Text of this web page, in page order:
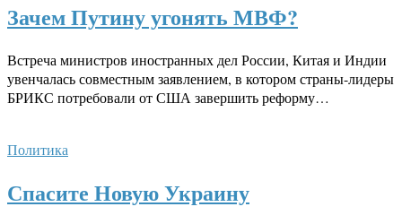
Зачем Путину угонять МВФ?
Встреча министров иностранных дел России, Китая и Индии
увенчалась совместным заявлением, в котором страны-лидеры
БРИКС потребовали от США завершить реформу…
Политика
Спасите Новую Украину